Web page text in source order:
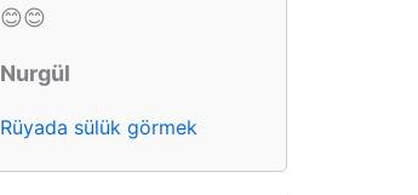
😊😊
Nurgül
Rüyada sülük görmek